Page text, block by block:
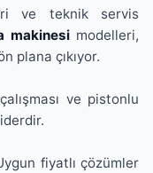
ve teknik servis
makinesi modelleri,
plana çıkıyor.
ve pistonlu
fiyatlı çözümler